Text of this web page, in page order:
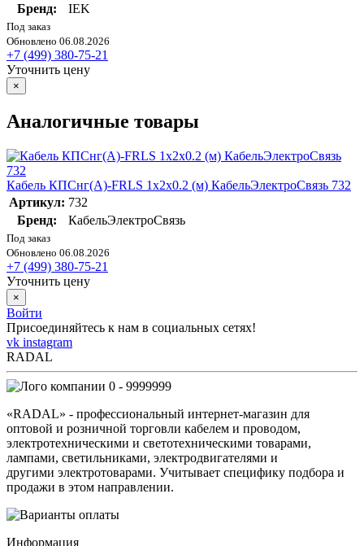
Бренд:
IEK
Под заказ
Обновлено 06.08.2026
+7 (499) 380-75-21
Уточнить цену
×
Аналогичные товары
Кабель КПСнг(А)-FRLS 1х2х0.2 (м) КабельЭлектроСвязь 732
Артикул: 732
Бренд:
КабельЭлектроСвязь
Под заказ
Обновлено 06.08.2026
+7 (499) 380-75-21
Уточнить цену
×
Войти
Присоединяйтесь к нам в социальных сетях!
vk instagram
RADAL
0 - 9999999
«RADAL» - профессиональный интернет-магазин для
оптовой и розничной торговли кабелем и проводом,
электротехническими и светотехническими товарами,
лампами, светильниками, электродвигателями и
другими электротоварами. Учитывает специфику подбора и
продажи в этом направлении.
Информация